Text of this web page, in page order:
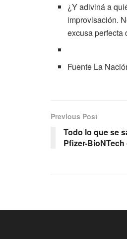
¿Y adiviná a
improvisación.
excusa perfecta
Fuente La
Previous Post
Todo lo que se
Pfizer-